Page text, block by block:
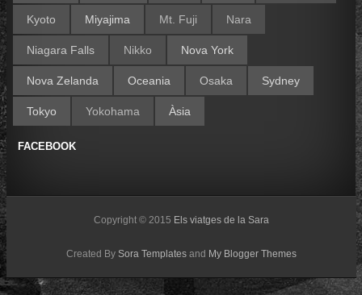
Kyoto Miyajima Mt. Fuji Nara
Niagara Falls Nikko Nova York
Nova Zelanda Oceania Osaka Sydney
Tokyo Yokohama Àsia
FACEBOOK
Copyright © 2015 Els viatges de la Sara
Created BySora Templates and My Blogger Themes